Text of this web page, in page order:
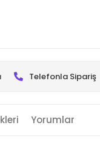
Telefonla Sipariş
Yorumlar